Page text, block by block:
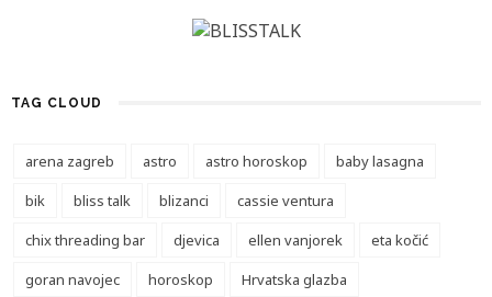
TAG CLOUD
arena zagreb astro astro horoskop
baby lasagna
bik
bliss talk blizanci
cassie ventura
chix threading bar
djevica ellen vanjorek
eta kočić
goran navojec
horoskop
Hrvatska glazba